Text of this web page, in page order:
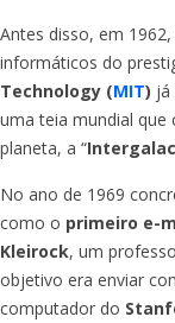
Antes disso, em 1962,
informáticos do
Technology (MIT) já
uma teia mundial
planeta, a “
No ano de 1969
como o primeiro e-
Kleirock, um
objetivo era enviar
computador do